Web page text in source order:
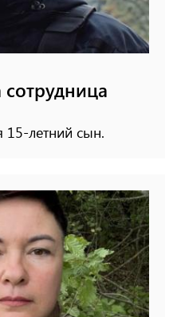
летний сын.